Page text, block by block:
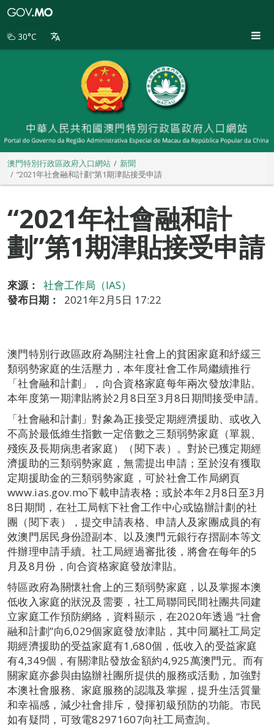
別
30°C
澳門特別行政區政府入口網站
新聞
“2021年社會融和計劃”第1期津貼接受申請
“2021年社會融和計
劃”第1期津貼接受申請
來源：
社會工作局（IAS）
發布日期：
2021年2月5日 17:22
澳門特別行政區政府為關注社會上的貧困家庭和紓緩三
類弱勢家庭的生活壓力，本年度社會工作局繼續推行
「社會融和計劃」，向合資格家庭每年兩次發放津貼。
本年度第一期津貼將於2月8日至3月8日期間接受申請。
「社會融和計劃」對象為正接受定期經濟援助、或收入
不高於最低維生指數一定倍數之三類弱勢家庭（單親、
殘疾及長期病患者家庭）（閱下表）。對於已獲定期經
濟援助的三類弱勢家庭，無需提出申請；至於沒有獲取
定期援助金的三類弱勢家庭，可於社會工作局網頁
www.ias.gov.mo下載申請表格；或於本年2月8日至3月
8日期間，在社工局轄下社會工作中心或協辦計劃的社
團（閱下表），提交申請表格、申請人及家團成員的有
效澳門居民身份證副本、以及澳門元銀行存摺副本等文
件辦理申請手續。社工局經過審批後，將會在每年的5
月及8月份，向合資格家庭發放津貼。
特區政府為關懷社會上的三類弱勢家庭，以及掌握本澳
低收入家庭的狀況及需要，社工局聯同民間社團共同建
立家庭工作預防網絡，資料顯示，在2020年透過 “社會
融和計劃”向6,029個家庭發放津貼，其中同屬社工局定
期經濟援助的受益家庭有1,680個，低收入的受益家庭
有4,349個，有關津貼發放金額約4,925萬澳門元。而有
關家庭亦參與由協辦社團所提供的服務或活動，加強對
本澳社會服務、家庭服務的認識及掌握，提升生活質量
和幸福感，減少社會排斥，發揮初級預防的功能。市民
如有疑問，可致電82971607向社工局查詢。